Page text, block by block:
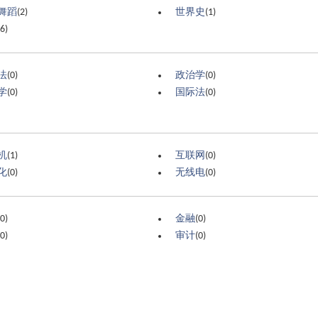
蹈(2) 世界史 (1)
(0) 政治学(0)
(0) 国际法(0)
(1) 互联网 (0)
(0) 无线电(0)
金融(0)
审计(0)